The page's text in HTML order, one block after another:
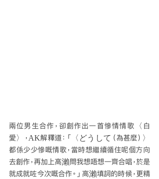
兩位男生合作，卻創作出一首慘情情歌〈白
愛〉，AK解釋道：「〈どうして（為甚麼）〉
都係少少慘嘅情歌，當時想繼續循住呢個方向
去創作，再加上高瀨問我想唔想一齊合唱，於是
就成就咗今次嘅合作。」高瀨填詞的時候，更精